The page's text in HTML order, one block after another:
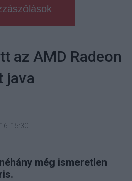
az AMD Radeon
java
15:30
még ismeretlen